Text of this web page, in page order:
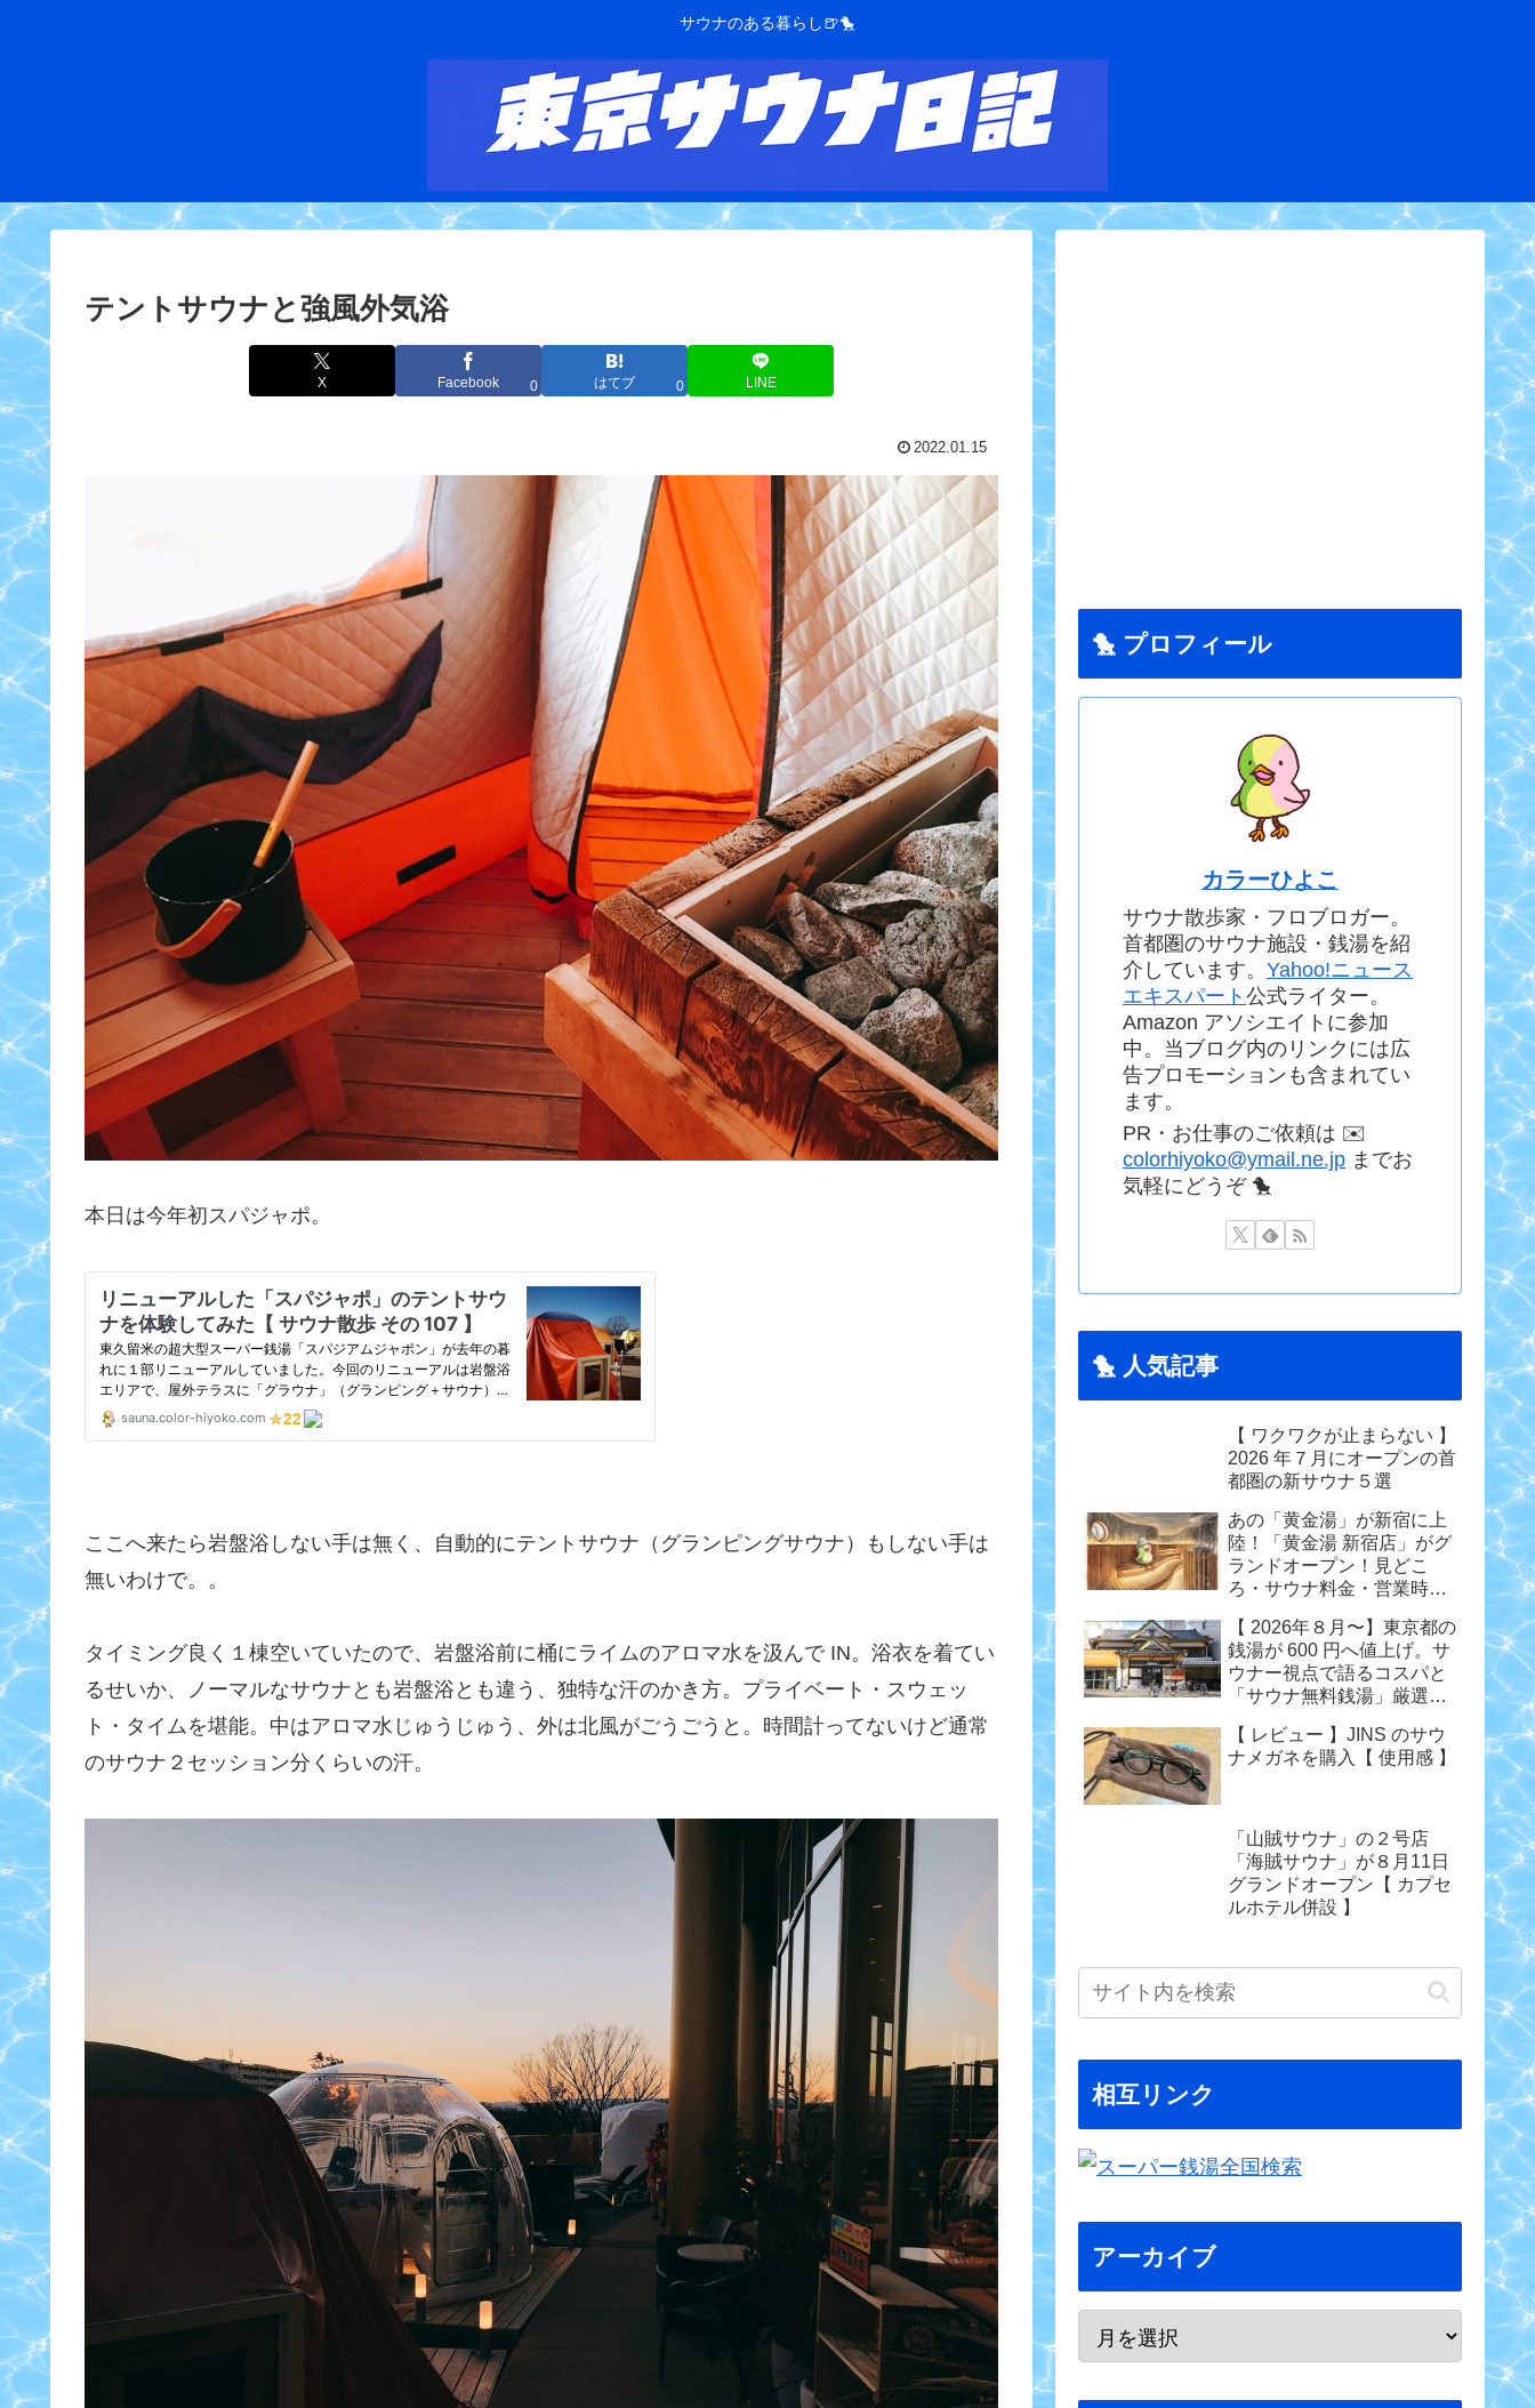
サウナのある暮らし🍺🐤
テントサウナと強風外気浴
X Facebook 0 はてブ 0 LINE
2022.01.15
本日は今年初スパジャポ。
ここへ来たら岩盤浴しない手は無く、自動的にテントサウナ（グランピングサウナ）もしない手は
無いわけで。。
タイミング良く１棟空いていたので、岩盤浴前に桶にライムのアロマ水を汲んで IN。浴衣を着てい
るせいか、ノーマルなサウナとも岩盤浴とも違う、独特な汗のかき方。プライベート・スウェッ
ト・タイムを堪能。中はアロマ水じゅうじゅう、外は北風がごうごうと。時間計ってないけど通常
のサウナ２セッション分くらいの汗。
🐤 プロフィール
カラーひよこ
サウナ散歩家・フロブロガー。
首都圏のサウナ施設・銭湯を紹
介しています。 Yahoo!ニュース
エキスパート 公式ライター。
Amazon アソシエイトに参加
中。当ブログ内のリンクには広
告プロモーションも含まれてい
ます。
PR・お仕事のご依頼は ✉️
colorhiyoko@ymail.ne.jp までお
気軽にどうぞ 🐤
🐤 人気記事
【 ワクワクが止まらない 】
2026 年７月にオープンの首
都圏の新サウナ５選
あの「黄金湯」が新宿に上
陸！「黄金湯 新宿店」がグ
ランドオープン！見どこ
ろ・サウナ料金・営業時間
【 2026年８月〜】東京都の
銭湯が 600 円へ値上げ。サ
ウナー視点で語るコスパと
「サウナ無料銭湯」厳選ま
【 レビュー 】JINS のサウ
ナメガネを購入【 使用感 】
「山賊サウナ」の２号店
「海賊サウナ」が８月11日
グランドオープン【 カプセ
ルホテル併設 】
相互リンク
アーカイブ